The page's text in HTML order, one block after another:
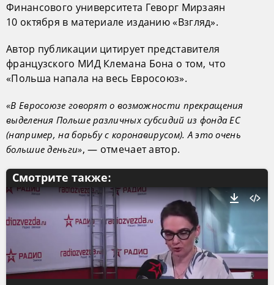
Финансового университета Геворг Мирзаян
10 октября в материале изданию «Взгляд».
Автор публикации цитирует представителя
французского МИД Клемана Бона о том, что
«Польша напала на весь Евросоюз».
«В Евросоюзе говорят о возможности прекращения
выделения Польше различных субсидий из фонда ЕС
(например, на борьбу с коронавирусом). А это очень
большие деньги», — отмечает автор.
Смотрите также: